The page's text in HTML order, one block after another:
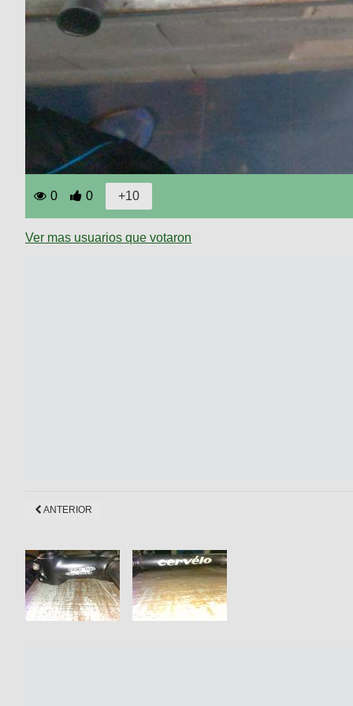
0 0
Ver mas usuarios que votaron
ANTERIOR